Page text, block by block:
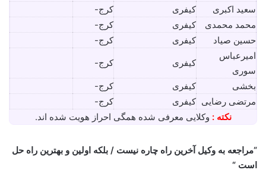
سعید اکبری کیفری
کرج-
محمد محمدی
کیفری
کرج-
حسین صیاد
کیفری
کرج-
امیرعباس
سوری
کیفری کرج-
بخشی کیفری
کرج-
مرتضی رضایی کیفری
کرج-
نکته : وکلایی معرفی شده همگی احراز هویت شده اند.
“مراجعه به وکیل آخرین راه چاره نیست / بلکه اولین و بهترین راه حل
است “